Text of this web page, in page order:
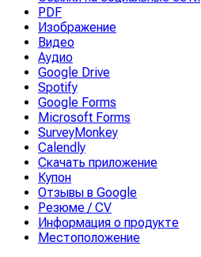
PDF
Изображение
Видео
Аудио
Google Drive
Spotify
Google Forms
Microsoft Forms
SurveyMonkey
Calendly
Скачать приложение
Купон
Отзывы в Google
Резюме / CV
Информация о продукте
Местоположение